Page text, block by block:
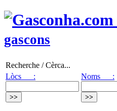
gascons
Recherche / Cèrca...
Lòcs :
Noms :